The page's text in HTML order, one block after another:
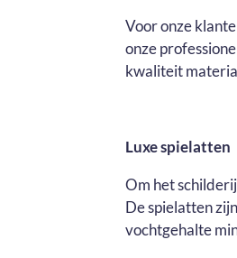
Voor onze
onze
kwaliteit
Luxe spielatten
Om het
De spielatten
vochtgehalte